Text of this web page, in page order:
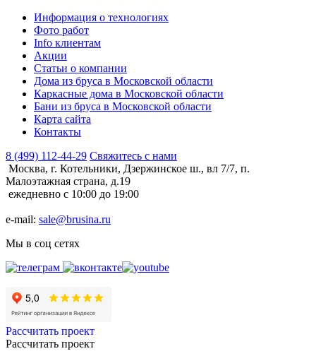
Информация о технологиях
Фото работ
Info клиентам
Акции
Статьи о компании
Дома из бруса в Московской области
Каркасные дома в Московской области
Бани из бруса в Московской области
Карта сайта
Контакты
8 (499) 112-44-29 Свяжитесь с нами
Москва, г. Котельники, Дзержинское ш., вл 7/7, п.
Малоэтажная страна, д.19
ежедневно с 10:00 до 19:00
e-mail: sale@brusina.ru
Мы в соц сетях
Рассчитать проект
Рассчитать проект